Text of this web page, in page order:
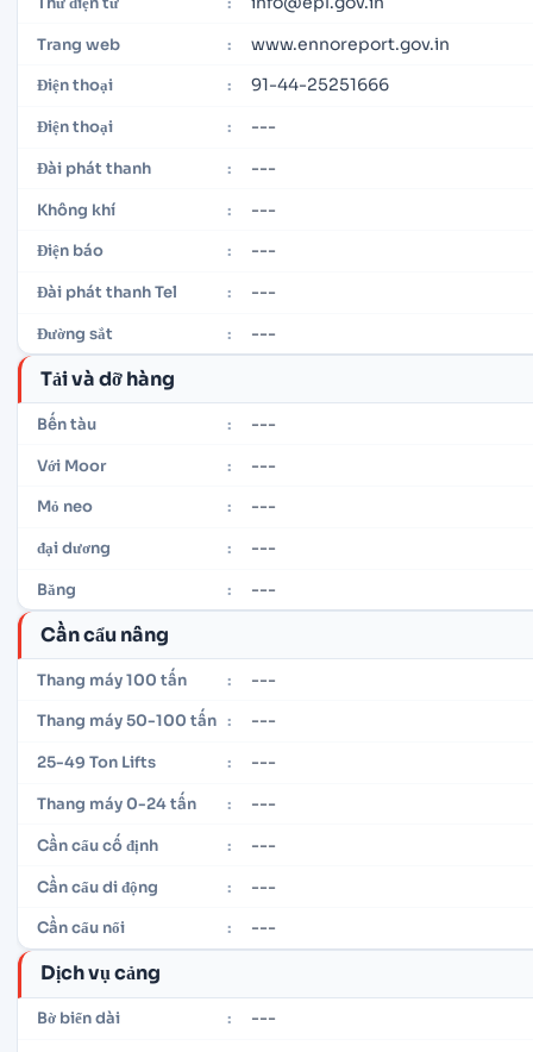
Trang web : www.ennoreport.gov.in
Điện thoại : 91-44-25251666
Điện thoại : ---
Đài phát thanh : ---
Không khí : ---
Điện báo : ---
Đài phát thanh Tel : ---
Đường sắt : ---
Tải và dỡ hàng
Bến tàu : ---
Với Moor : ---
Mỏ neo : ---
đại dương : ---
Băng : ---
Cần cẩu nâng
Thang máy 100 tấn : ---
Thang máy 50-100 tấn : ---
25-49 Ton Lifts : ---
Thang máy 0-24 tấn : ---
Cần cẩu cố định : ---
Cần cẩu di động : ---
Cần cẩu nổi : ---
Dịch vụ cảng
Bờ biển dài : ---